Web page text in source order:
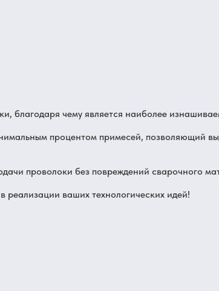
благодаря чему является наиболее
процентом примесей, позволяющий
проволоки без повреждений сварочного
ваших технологических идей!